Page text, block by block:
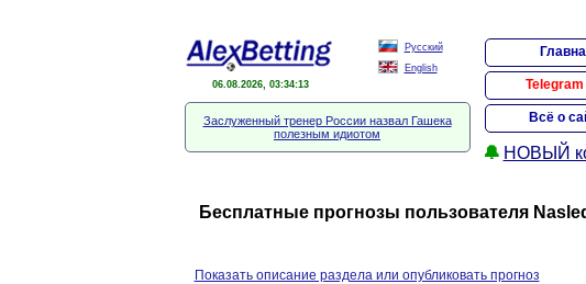
06.08.2026, 03:34:13
Русский
English
Всё о
🔔 НОВЫЙ
Заслуженный тренер России назвал Гашека
полезным идиотом
Бесплатные прогнозы пользователя
Показать описание раздела или опубликовать прогноз